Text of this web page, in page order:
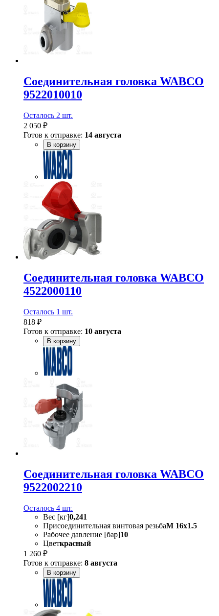
Соединительная головка WABCO
9522010010
Осталось 2 шт.
2 050 ₽
Готов к отправке: 14 августа
В корзину
Соединительная головка WABCO
4522000110
Осталось 1 шт.
818 ₽
Готов к отправке: 10 августа
В корзину
Соединительная головка WABCO
9522002210
Осталось 4 шт.
Вес [кг]0,241
Присоединительная винтовая резьбаM 16x1.5
Рабочее давление [бар]10
Цветкрасный
1 260 ₽
Готов к отправке: 8 августа
В корзину